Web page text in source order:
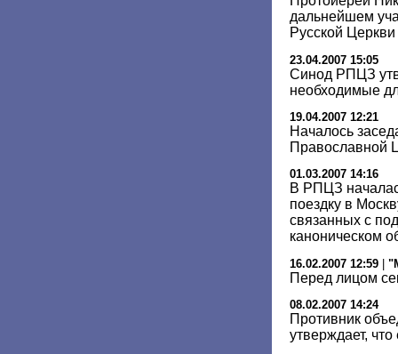
дальнейшем
Русской Церкви
23.04.2007 15:05
Синод РПЦЗ
необходимые
19.04.2007 12:21
Началось
Православной
01.03.2007 14:16
В РПЦЗ
поездку в
связанных с
каноническом
16.02.2007 12:59 |
Перед лицом
08.02.2007 14:24
Противник
утверждает,